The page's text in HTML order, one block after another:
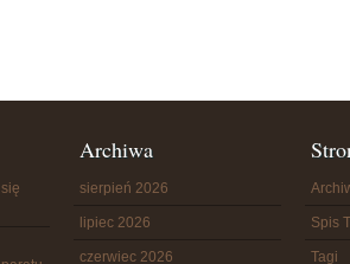
Archiwa
sierpień 2026
lipiec 2026
czerwiec 2026
Spis
Tagi